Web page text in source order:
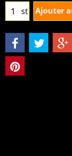
st Ajouter